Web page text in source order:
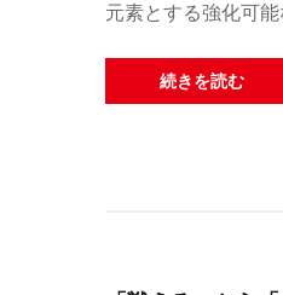
元素とする強化可
安定性を示し、広く…
続きを読む